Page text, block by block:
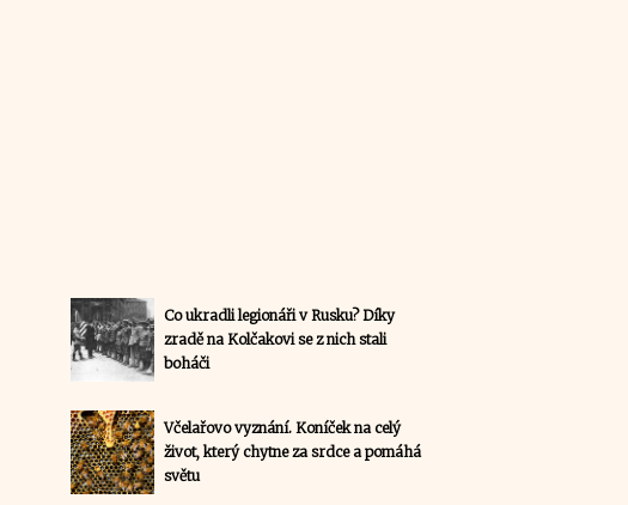
Co ukradli legionáři v Rusku? Díky
zradě na Kolčakovi se z nich stali
boháči
Včelařovo vyznání. Koníček na celý
život, který chytne za srdce a pomáhá
světu